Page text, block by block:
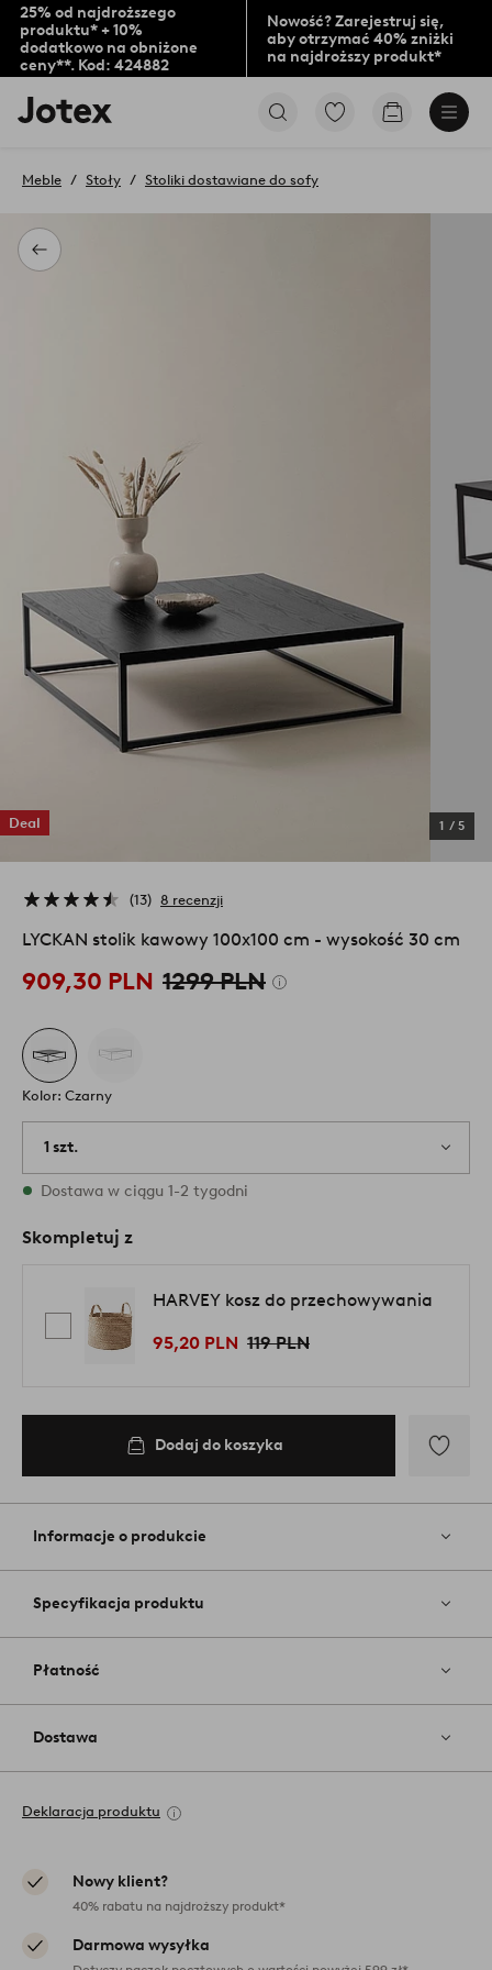
25% od najdroższego
produktu* + 10%
dodatkowo na obniżone
ceny**. Kod: 424882
Nowość? Zarejestruj się,
aby otrzymać 40% zniżki
na najdroższy produkt*
Logo
Jotex
na
stronę
PrzejdźPrzejdź
Powrót
Meble Stoły Stoliki dostawiane do sofy
Deal 1 / 5
13 8 recenzji
LYCKAN stolik kawowy 100x100 cm - wysokość 30 cm
909,30 PLN 1299 PLN
Kolor: Czarny
1 szt.
W magazynie
Dostawa w ciągu 1-2 tygodni
Skompletuj z
HARVEY kosz do przechowywania
95,20 PLN 119 PLN
Dodaj do koszyka
do
Informacje o produkcie
Specyfikacja produktu
Płatność
Dostawa
Deklaracja produktu
Nowy klient?
40% rabatu na najdroższy produkt*
Darmowa wysyłka